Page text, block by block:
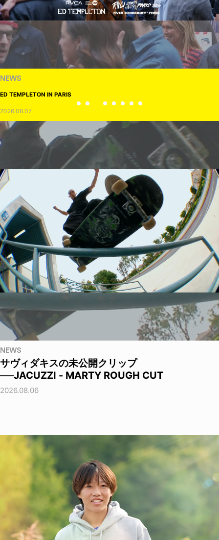
NEWS
ED TEMPLETON IN PARIS
2026.08.07
NEWS
サヴィダキスの未公開クリップ
──JACUZZI - MARTY ROUGH CUT
2026.08.06